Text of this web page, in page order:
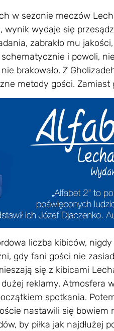
w sezonie meczów
wynik wydaje się
zabrakło mu
i powoli,
brakowało. Z
metody gości. Zamiast
liczba kibiców, nigdy
gdy fani gości nie
się z kibicami
reklamy. Atmosfera
spotkania.
nastawili się bowiem
by piłka jak najdłużej